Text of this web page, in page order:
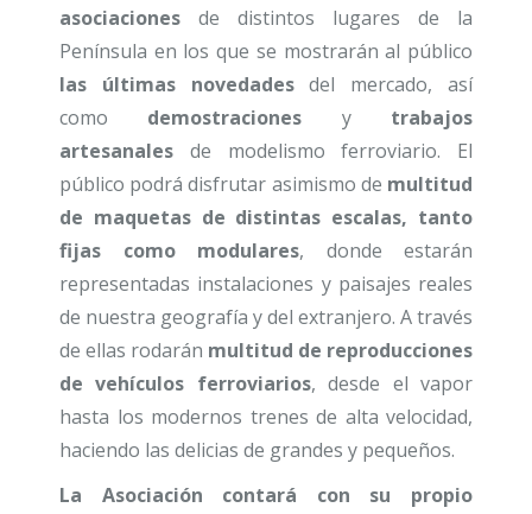
asociaciones de distintos lugares de la
Península en los que se mostrarán al público
las últimas novedadesdel mercado, así
como demostraciones y trabajos
artesanales de modelismo ferroviario. El
público podrá disfrutar asimismo de multitud
de maquetas de distintas escalas, tanto
fijas como modulares, donde estarán
representadas instalaciones y paisajes reales
de nuestra geografía y del extranjero. A través
de ellas rodarán multitud de reproducciones
de vehículos ferroviarios, desde el vapor
hasta los modernos trenes de alta velocidad,
haciendo las delicias de grandes y pequeños.
La Asociación contará con su propio